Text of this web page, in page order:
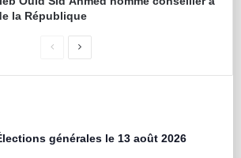
la République
générales le 13 août 2026